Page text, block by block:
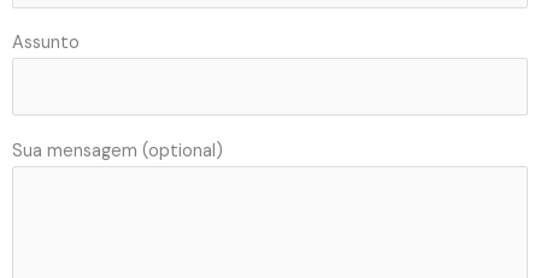
Assunto
Sua mensagem (optional)